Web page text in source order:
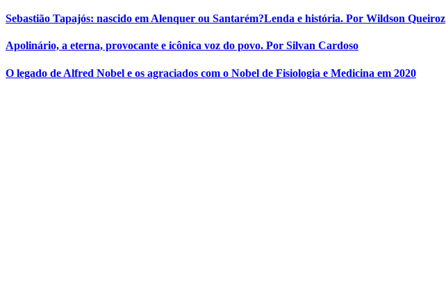
Sebastião Tapajós: nascido em Alenquer ou Santarém?Lenda e história. Por Wildson Queiroz
Apolinário, a eterna, provocante e icônica voz do povo. Por Silvan Cardoso
O legado de Alfred Nobel e os agraciados com o Nobel de Fisiologia e Medicina em 2020